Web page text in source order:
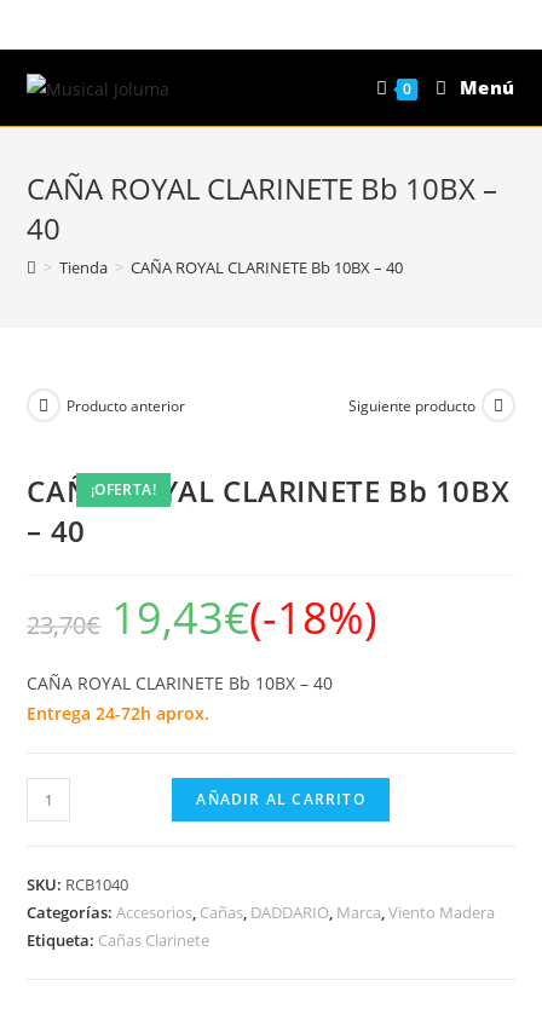
al
contenido
0 Menú
CAÑA ROYAL CLARINETE Bb 10BX –
40
> Tienda > CAÑA ROYAL CLARINETE Bb 10BX – 40
¡OFERTA!
Producto anterior Siguiente producto
CAÑA ROYAL CLARINETE Bb 10BX
– 40
23,70€ 19,43€(-18%)
CAÑA ROYAL CLARINETE Bb 10BX – 40
Entrega 24-72h aprox.
CAÑA
ROYAL
Bb
10BX
-
AÑADIR AL CARRITO
SKU: RCB1040
Categorías:Accesorios, Cañas, DADDARIO, Marca,Viento Madera
Etiqueta: Cañas Clarinete
¡OFERTA!
¡OFERTA!
¡OFERTA!